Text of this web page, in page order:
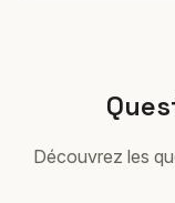
Découvrez les